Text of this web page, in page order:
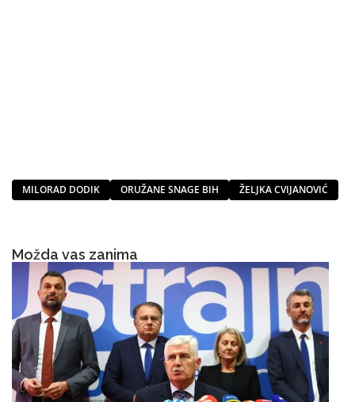
MILORAD DODIK ORUŽANE SNAGE BIH ŽELJKA CVIJANOVIĆ
Možda vas zanima